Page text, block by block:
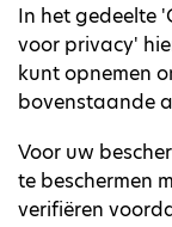
In het gedeelte
voor privacy'
kunt opnemen
bovenstaande
Voor uw
te beschermen
verifiëren